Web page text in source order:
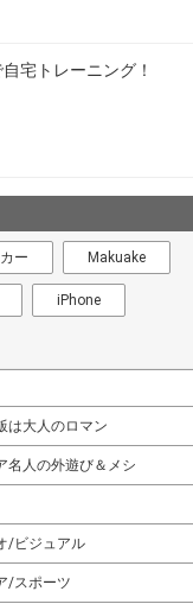
宅トレーニング！
ー Makuake
iPhone
は大人のロマン
名人の外遊び＆メシ
/ビジュアル
/スポーツ